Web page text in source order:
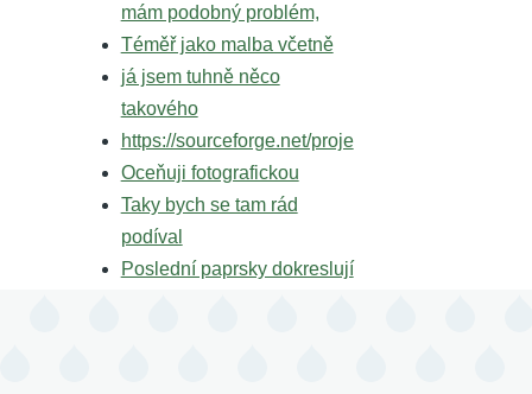
mám podobný problém,
Téměř jako malba včetně
já jsem tuhně něco
takového
https://sourceforge.net/proje
Oceňuji fotografickou
Taky bych se tam rád
podíval
Poslední paprsky dokreslují